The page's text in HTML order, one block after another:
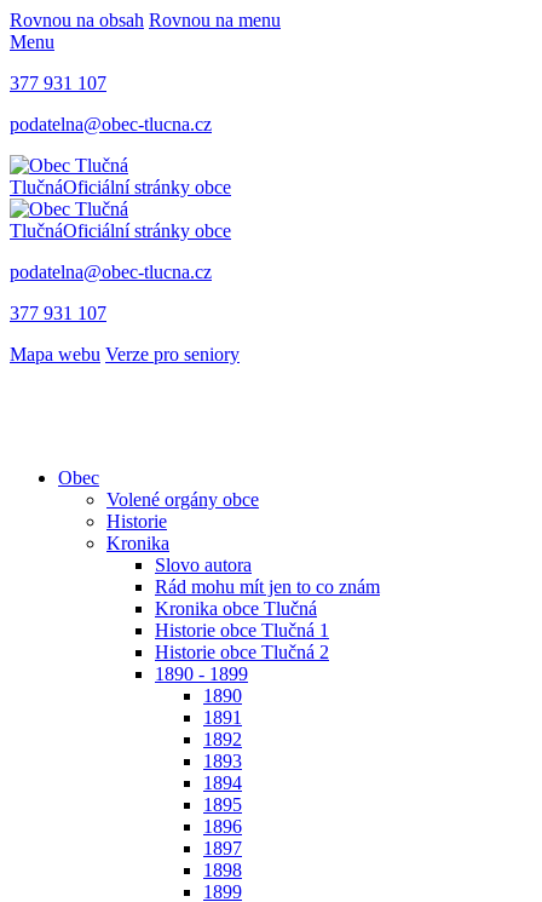
Rovnou na obsah Rovnou na menu
Menu
377 931 107
podatelna@obec-tlucna.cz
TlučnáOficiální stránky obce
TlučnáOficiální stránky obce
podatelna@obec-tlucna.cz
377 931 107
Mapa webu Verze pro seniory
Obec
Volené orgány obce
Historie
Kronika
Slovo autora
Rád mohu mít jen to co znám
Kronika obce Tlučná
Historie obce Tlučná 1
Historie obce Tlučná 2
1890 - 1899
1890
1891
1892
1893
1894
1895
1896
1897
1898
1899